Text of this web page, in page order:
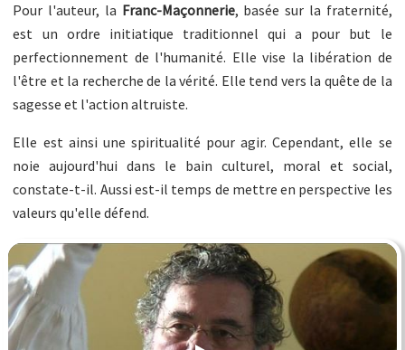
Pour l'auteur, la Franc-Maçonnerie, basée sur la fraternité,
est un ordre initiatique traditionnel qui a pour but le
perfectionnement de l'humanité. Elle vise la libération de
l'être et la recherche de la vérité. Elle tend vers la quête de la
sagesse et l'action altruiste.
Elle est ainsi une spiritualité pour agir. Cependant, elle se
noie aujourd'hui dans le bain culturel, moral et social,
constate-t-il. Aussi est-il temps de mettre en perspective les
valeurs qu'elle défend.